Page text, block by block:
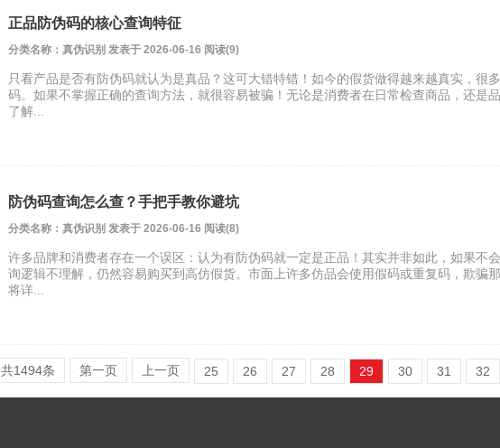
正品防伪码的核心查询特征
分类名称：真伪识别 发表于 2026-06-16 阅读(9)
只看产品是否有防伪码就认为是真品？这可大错特错！如今的假货做得越来越真实，很
码。如果不掌握正确的查询方法，就很容易被骗！无论是消费者在日常检查商品，还是
了解...
防伪码查询怎么查？手把手教你避坑
分类名称：真伪识别 发表于 2026-06-16 阅读(8)
许多品牌和消费者存在一个误区：认为有防伪码就一定是正品！其实并非如此，如果不
询逻辑不理解，仍然容易购买到高仿假货。市面上许多仿品会使用假码或重复码，欺骗
将详...
共1494条 第一页 上一页 25 26 27 28 29 30 31 32